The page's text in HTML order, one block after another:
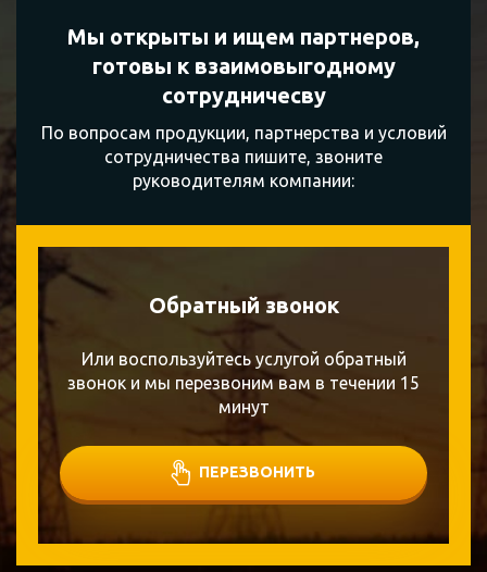
Мы открыты и ищем партнеров,
готовы квзаимовыгодному
сотрудничесву
По вопросам продукции, партнерства и условий
сотрудничества пишите, звоните
руководителям компании:
Обратный звонок
Или воспользуйтесь услугой обратный
звонок и мы перезвоним вам в течении 15
минут
ПЕРЕЗВОНИТЬ